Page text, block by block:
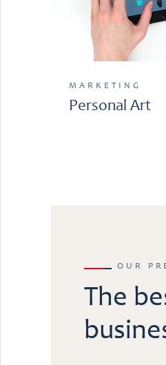
MARKETING
Personal Art
OUR
The